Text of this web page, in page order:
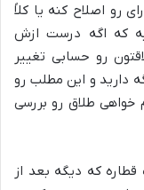
رو اصلاح کنه یا کلاً
که اگه درست ازش
رو حسابی تغییر
دارید و این مطلب رو
خواهی طلاق رو بررسی
که دیگه بعد از